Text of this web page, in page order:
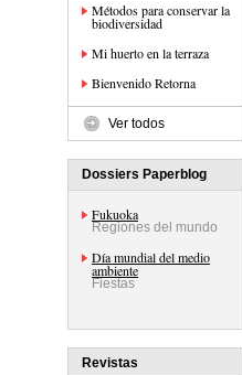
Métodos para conservar la
biodiversidad
Mi huerto en la terraza
Bienvenido Retorna
Ver todos
Dossiers Paperblog
Fukuoka
Regiones del mundo
Día mundial del medio
ambiente
Fiestas
Revistas